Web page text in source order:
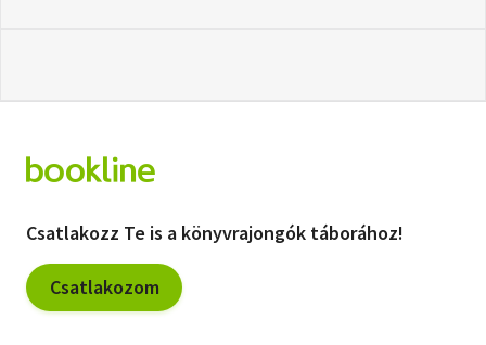
Csatlakozz Te is a könyvrajongók táborához!
Csatlakozom